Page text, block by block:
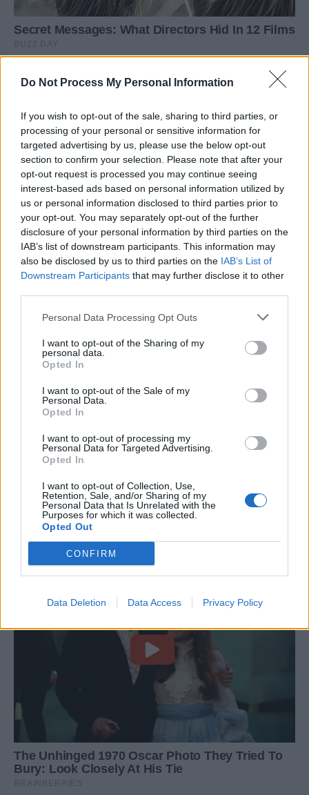
Do Not Process My Personal Information
If you wish to opt-out of the sale, sharing to third parties, or
processing of your personal or sensitive information for
targeted advertising by us, please use the below opt-out
section to confirm your selection. Please note that after your
opt-out request is processed you may continue seeing
interest-based ads based on personal information utilized by
us or personal information disclosed to third parties prior to
your opt-out. You may separately opt-out of the further
disclosure of your personal information by third parties on the
IAB’s list of downstream participants. This information may
also be disclosed by us to third parties on the IAB’s List of
Downstream Participants that may further disclose it to other
Personal Data Processing Opt Outs
I want to opt-out of the Sharing of my
personal data.
Opted In
I want to opt-out of the Sale of my
Personal Data.
Opted In
I want to opt-out of processing my
Personal Data for Targeted Advertising.
Opted In
I want to opt-out of Collection, Use,
Retention, Sale, and/or Sharing of my
Personal Data that Is Unrelated with the
Purposes for which it was collected.
Opted Out
CONFIRM
Data Deletion Data Access Privacy Policy